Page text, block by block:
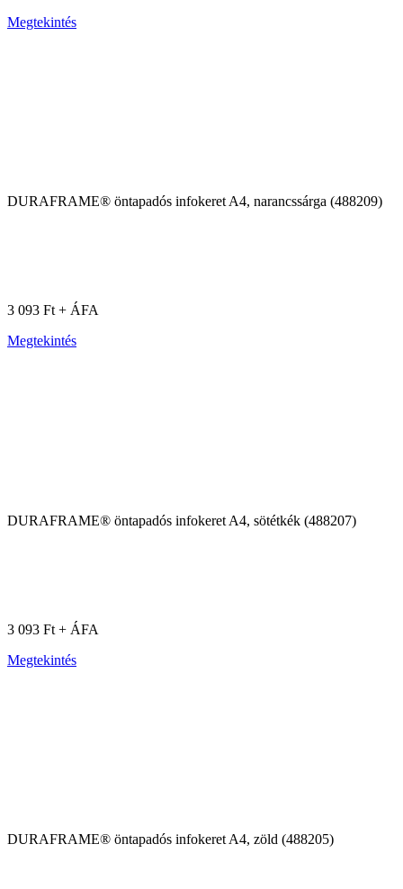
Megtekintés
DURAFRAME® öntapadós infokeret A4, narancssárga (488209)
3 093 Ft + ÁFA
Megtekintés
DURAFRAME® öntapadós infokeret A4, sötétkék (488207)
3 093 Ft + ÁFA
Megtekintés
DURAFRAME® öntapadós infokeret A4, zöld (488205)